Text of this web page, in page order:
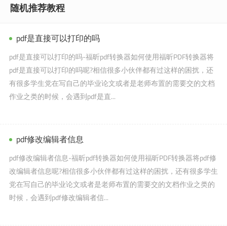
随机推荐教程
pdf是直接可以打印的吗
pdf是直接可以打印的吗-福昕pdf转换器如何使用福昕PDF转换器将
pdf是直接可以打印的吗呢?相信很多小伙伴都有过这样的困扰，还
有很多学生党在写自己的毕业论文或者是老师布置的需要交的文档
作业之类的时候，会遇到pdf是直...
pdf修改编辑者信息
pdf修改编辑者信息-福昕pdf转换器如何使用福昕PDF转换器将pdf修
改编辑者信息呢?相信很多小伙伴都有过这样的困扰，还有很多学生
党在写自己的毕业论文或者是老师布置的需要交的文档作业之类的
时候，会遇到pdf修改编辑者信...